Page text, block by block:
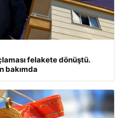
felakete dönüştü.
bakımda